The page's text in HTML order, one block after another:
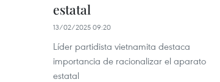
estatal
13/02/2025 09:20
Líder partidista vietnamita destaca
importancia de racionalizar el aparato
estatal